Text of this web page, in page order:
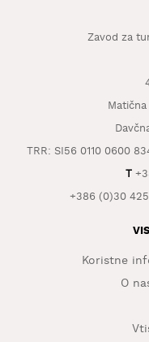
Zavod za
TRR: SI56 0110 0600
T
+386 (0)30
Koristne
O